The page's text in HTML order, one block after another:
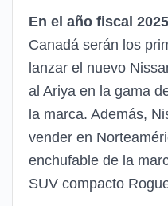
En el año fiscal 2025
Canadá serán los
lanzar el nuevo
al Ariya en la gama
la marca. Además,
vender en
enchufable de la
SUV compacto